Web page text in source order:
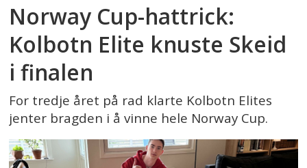
Norway Cup-hattrick:
Kolbotn Elite knuste Skeid
i finalen
For tredje året på rad klarte Kolbotn Elites
jenter bragden i å vinne hele Norway Cup.